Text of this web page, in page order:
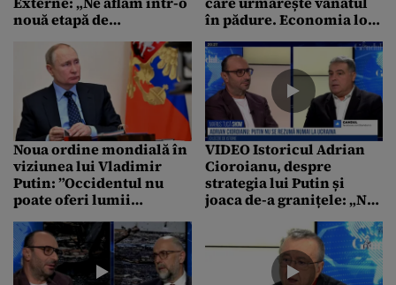
nouă etapă de
în pădure. Economia lor
exportul lor, depind de
globalizare, așa încât
pentru ei e important să
existe pace”
Noua ordine mondială în
viziunea lui Vladimir
Putin: ”Occidentul nu
poate oferi lumii
VIDEO Istoricul Adrian
Cioroianu, despre
strategia lui Putin și
joaca de-a granițele: „Nu
Ucraina. Putin vrea o
nouă ordine europeană!”